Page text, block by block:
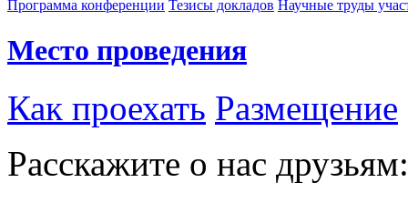
Программа конференции Тезисы докладов Научные труды
Место проведения
Как проехать Размещение
Расскажите о нас друзьям: